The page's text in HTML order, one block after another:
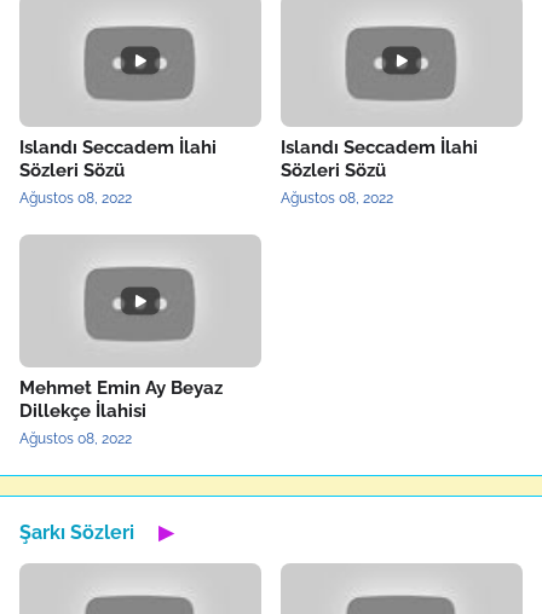
Islandı Seccadem İlahi
Sözleri Sözü
Ağustos 08, 2022
Islandı Seccadem İlahi
Sözleri Sözü
Ağustos 08, 2022
Mehmet Emin Ay Beyaz
Dillekçe İlahisi
Ağustos 08, 2022
Şarkı Sözleri ▶